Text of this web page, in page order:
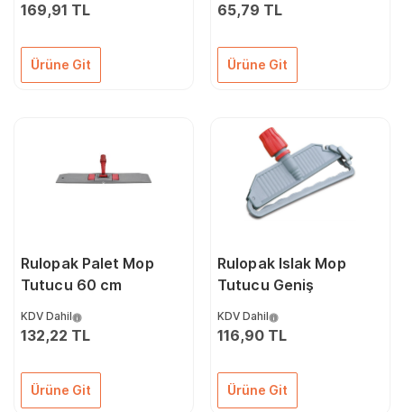
169,91 TL
Ürüne Git
65,79 TL
Ürüne Git
Rulopak Palet Mop
Tutucu 60 cm
KDV Dahil
132,22 TL
Ürüne Git
Rulopak Islak Mop
Tutucu Geniş
KDV Dahil
116,90 TL
Ürüne Git